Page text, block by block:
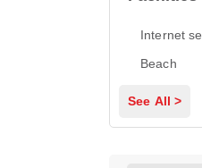
Internet
Beach
See All >